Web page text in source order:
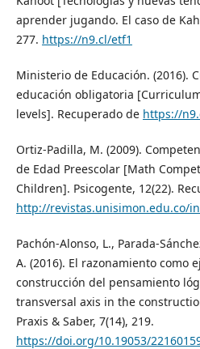
aprender jugando. El caso de
277. https://n9.cl/etf1
Ministerio de Educación. (2016).
educación obligatoria
levels]. Recuperado de https://
Ortiz-Padilla, M. (2009).
de Edad Preescolar [Math
Children]. Psicogente, 12(22).
http://revistas.unisimon.edu.co/
Pachón-Alonso, L., Parada-
A. (2016). El razonamiento como
construcción del pensamiento
transversal axis in the
Praxis & Saber, 7(14), 219.
https://doi.org/10.19053/